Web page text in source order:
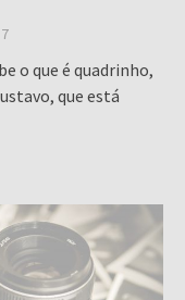
7
o que é quadrinho,
que está